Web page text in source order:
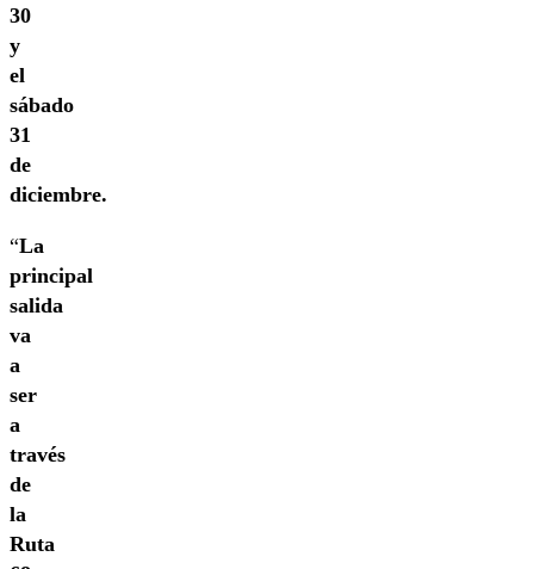
30
y
el
sábado
31
de
diciembre.
“La
principal
salida
va
a
ser
a
través
de
la
Ruta